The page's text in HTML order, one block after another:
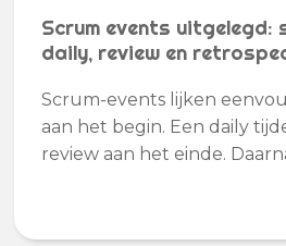
Scrum events uitgelegd:
daily, review en
Scrum-events lijken
aan het begin. Een daily
review aan het einde.